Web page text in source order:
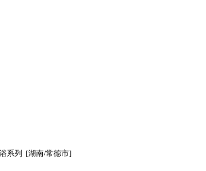
系列
[湖南/常德市]